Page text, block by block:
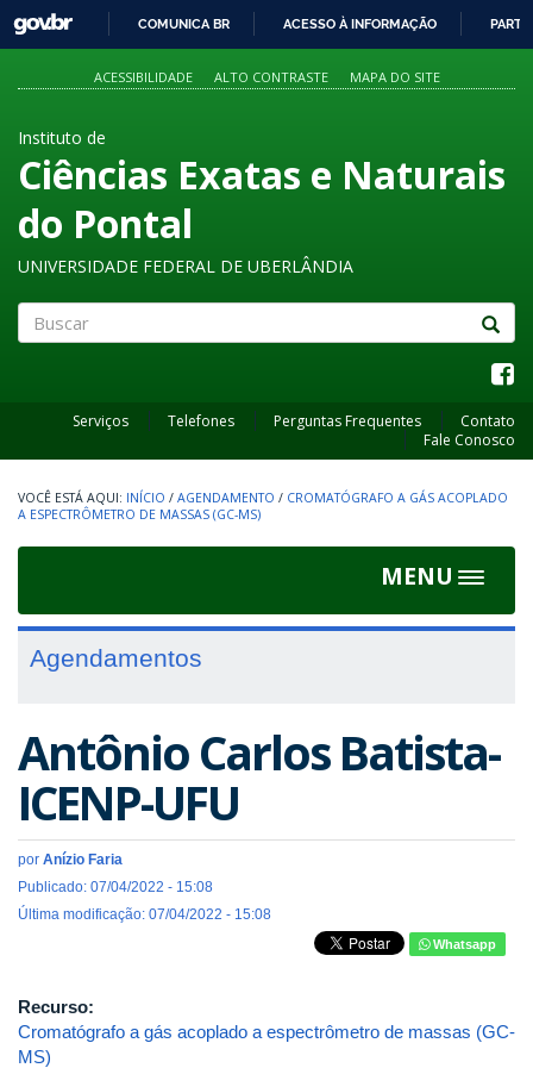
PARA
O
GOVBR
COMUNICA BR ACESSO À INFORMAÇÃO
ACESSIBILIDADE ALTO CONTRASTE MAPA DO SITE
Instituto de
Ciências Exatas e Naturais
do Pontal
UNIVERSIDADE FEDERAL DE UBERLÂNDIA
Serviços Telefones Perguntas Frequentes
Contato
Fale Conosco
INÍCIO / AGENDAMENTO / CROMATÓGRAFO A GÁS ACOPLADO
A ESPECTRÔMETRO DE MASSAS (GC-MS)
MENU
Toggle
Agendamentos
Antônio Carlos Batista-
ICENP-UFU
por Anízio Faria
Publicado: 07/04/2022 - 15:08
Última modificação: 07/04/2022 - 15:08
Whatsapp
Recurso:
Cromatógrafo a gás acoplado a espectrômetro de massas (GC-
MS)